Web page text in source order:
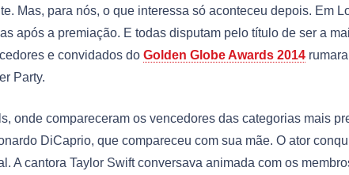
Mas, para nós, o que interessa só aconteceu depois. Em
após a premiação. E todas disputam pelo título de ser a
e convidados do Golden Globe Awards 2014
Party.
onde compareceram os vencedores das categorias mais
DiCaprio, que compareceu com sua mãe. O ator
A cantora Taylor Swift conversava animada com os